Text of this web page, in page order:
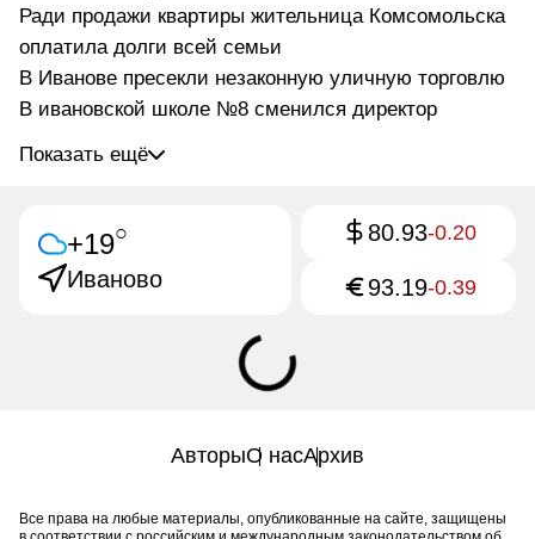
Ради продажи квартиры жительница Комсомольска
оплатила долги всей семьи
В Иванове пресекли незаконную уличную торговлю
В ивановской школе №8 сменился директор
Показать ещё
+19○
Иваново
80.93-0.20
93.19-0.39
АвторыО насАрхив
Все права на любые материалы, опубликованные на сайте, защищены